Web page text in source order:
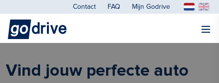
Contact FAQ Mijn Godrive
Vind jouw perfecte auto